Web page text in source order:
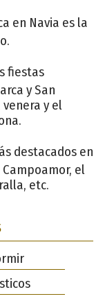
en Navia es la
fiestas
y San
y el
destacados en
el
etc.